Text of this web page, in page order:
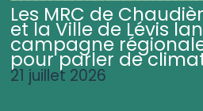
Les MRC de
et la Ville de Lévis
campagne
pour parler de
21 juillet 2026